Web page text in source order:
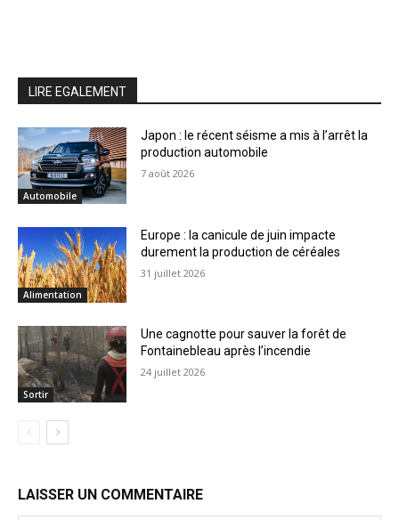
LIRE EGALEMENT
Automobile
Japon : le récent séisme a mis à l’arrêt la
production automobile
7 août 2026
Alimentation
Europe : la canicule de juin impacte
durement la production de céréales
31 juillet 2026
Sortir
Une cagnotte pour sauver la forêt de
Fontainebleau après l’incendie
24 juillet 2026
LAISSER UN COMMENTAIRE